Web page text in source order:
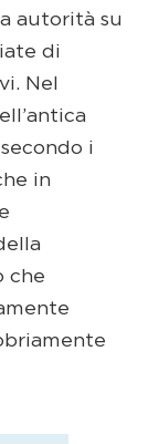
autorità su
di
Nel
i
in
che